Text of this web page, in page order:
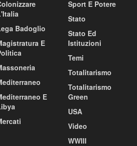
Badoglio
E
E
Sport E Potere
Stato
Stato Ed
Istituzioni
Temi
Totalitarismo
Totalitarismo
Green
USA
Video
WWIII